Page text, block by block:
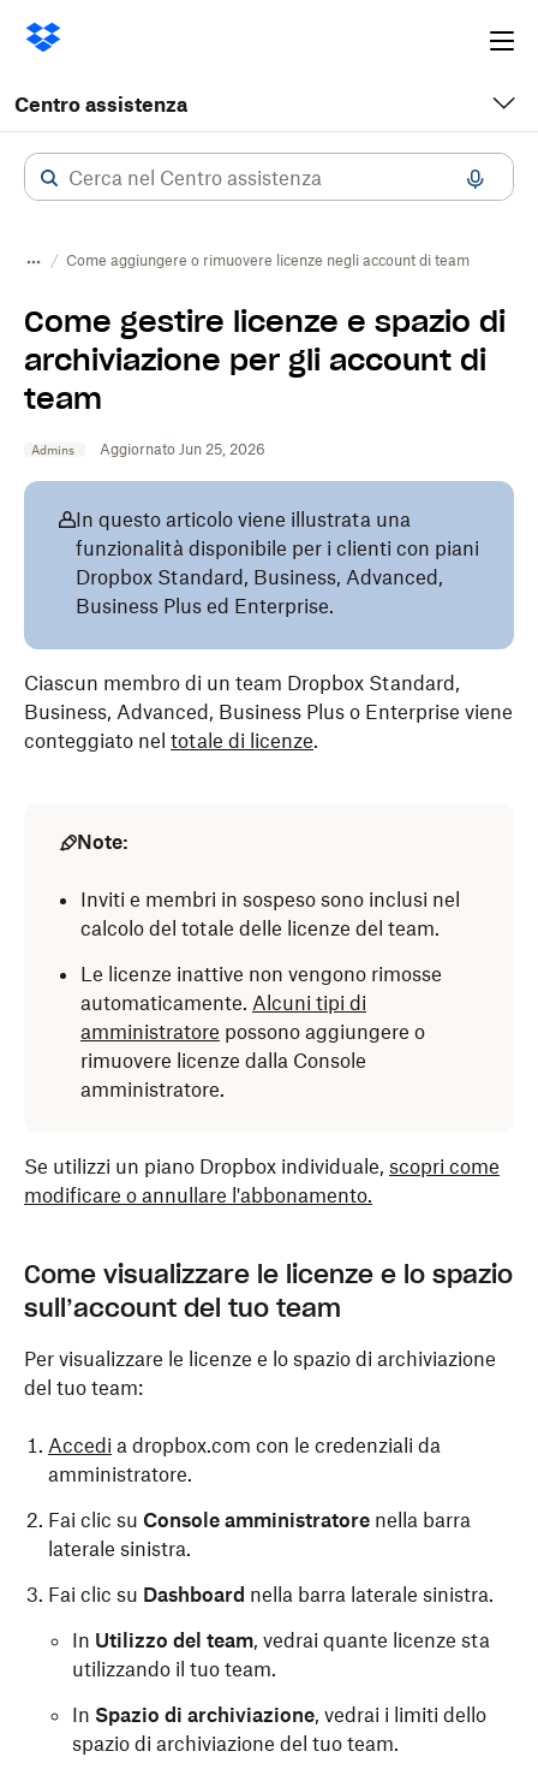
Centro assistenza
Come aggiungere o rimuovere licenze negli account di team
Come gestire licenze e spazio di
archiviazione per gli account di
team
Admins Aggiornato Jun 25, 2026
In questo articolo viene illustrata una
funzionalità disponibile per i clienti con piani
Dropbox Standard, Business, Advanced,
Business Plus ed Enterprise.
Ciascun membro di un team Dropbox Standard,
Business, Advanced, Business Plus o Enterprise viene
conteggiato nel totale di licenze.
Note:
Inviti e membri in sospeso sono inclusi nel
calcolo del totale delle licenze del team.
Le licenze inattive non vengono rimosse
automaticamente. Alcuni tipi di
amministratore possono aggiungere o
rimuovere licenze dalla Console
amministratore.
Se utilizzi un piano Dropbox individuale, scopri come
modificare o annullare l'abbonamento.
Come visualizzare le licenze e lo spazio
sull’account del tuo team
Per visualizzare le licenze e lo spazio di archiviazione
del tuo team:
Accedi a dropbox.com con le credenziali da
amministratore.
Fai clic su Console amministratore nella barra
laterale sinistra.
Fai clic su Dashboard nella barra laterale sinistra.
In Utilizzo del team, vedrai quante licenze sta
utilizzando il tuo team.
In Spazio di archiviazione, vedrai i limiti dello
spazio di archiviazione del tuo team.